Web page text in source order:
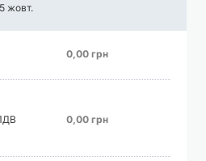
жовт.
0,00 грн
0,00 грн